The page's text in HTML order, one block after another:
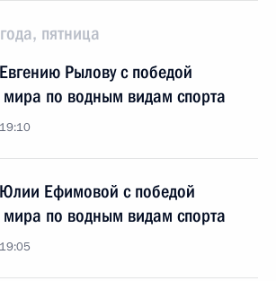
пятница
Рылову с победой
по водным видам спорта
Ефимовой с победой
по водным видам спорта